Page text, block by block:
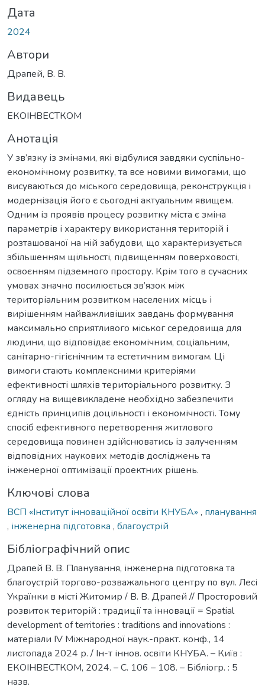
Дата
2024
Автори
Драпей, В. В.
Видавець
ЕКОІНВЕСТКОМ
Анотація
У зв’язку із змінами, які відбулися завдяки суспільно-
економічному розвитку, та все новими вимогами, що
висуваються до міського середовища, реконструкція і
модернізація його є сьогодні актуальним явищем.
Одним із проявів процесу розвитку міста є зміна
параметрів і характеру використання територій і
розташованої на ній забудови, що характеризується
збільшенням щільності, підвищенням поверховості,
освоєнням підземного простору. Крім того в сучасних
умовах значно посилюється зв’язок між
територіальним розвитком населених місць і
вирішенням найважливіших завдань формування
максимально сприятливого міськог середовища для
людини, що відповідає економічним, соціальним,
санітарно-гігієнічним та естетичним вимогам. Ці
вимоги стають комплексними критеріями
ефективності шляхів територіального розвитку. З
огляду на вищевикладене необхідно забезпечити
єдність принципів доцільності і економічності. Тому
спосіб ефективного перетворення житлового
середовища повинен здійснюватись із залученням
відповідних наукових методів досліджень та
інженерної оптимізації проектних рішень.
Ключові слова
ВСП «Інститут інноваційної освіти КНУБА» , планування
, інженерна підготовка , благоустрій
Бібліографічний опис
Драпей В. В. Планування, інженерна підготовка та
благоустрій торгово-розважального центру по вул. Лесі
Українки в місті Житомир / В. В. Драпей // Просторовий
розвиток територій : традиції та інновації = Spatial
development of territories : traditions and innovations :
матеріали IV Міжнародної наук.-практ. конф., 14
листопада 2024 р. / Ін-т іннов. освіти КНУБА. – Київ :
ЕКОІНВЕСТКОМ, 2024. – С. 106 – 108. – Бібліогр. : 5
назв.